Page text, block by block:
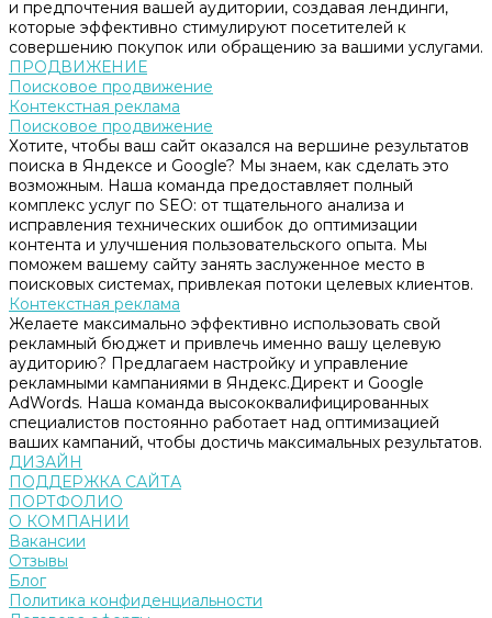
и предпочтения вашей аудитории, создавая лендинги,
которые эффективно стимулируют посетителей к
совершению покупок или обращению за вашими услугами.
ПРОДВИЖЕНИЕ
Поисковое продвижение
Контекстная реклама
Поисковое продвижение
Хотите, чтобы ваш сайт оказался на вершине результатов
поиска в Яндексе и Google? Мы знаем, как сделать это
возможным. Наша команда предоставляет полный
комплекс услуг по SEO: от тщательного анализа и
исправления технических ошибок до оптимизации
контента и улучшения пользовательского опыта. Мы
поможем вашему сайту занять заслуженное место в
поисковых системах, привлекая потоки целевых клиентов.
Контекстная реклама
Желаете максимально эффективно использовать свой
рекламный бюджет и привлечь именно вашу целевую
аудиторию? Предлагаем настройку и управление
рекламными кампаниями в Яндекс.Директ и Google
AdWords. Наша команда высококвалифицированных
специалистов постоянно работает над оптимизацией
ваших кампаний, чтобы достичь максимальных результатов.
ДИЗАЙН
ПОДДЕРЖКА САЙТА
ПОРТФОЛИО
О КОМПАНИИ
Вакансии
Отзывы
Блог
Политика конфиденциальности